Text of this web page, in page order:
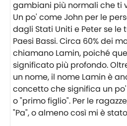
gambiani più normali che ti
Un po' come John per le
dagli Stati Uniti e Peter se le
Paesi Bassi. Circa 60% dei
chiamano Lamin, poiché
significato più profondo.
un nome, il nome Lamin è
concetto che significa un
o "primo figlio". Per le
"Pa", o almeno così mi è